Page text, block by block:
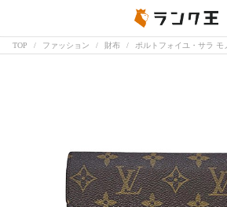
TOP ファッション 財布 ポルトフォイユ・サラ モ